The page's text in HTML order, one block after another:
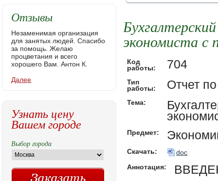
экономиста
Код
работы:
704
Тип
работы:
Отчет
Тема:
Предмет:
Скачать:
doc
Аннотация:
Отзывы
Незаменимая организация
для занятых людей. Спасибо
за помощь. Желаю
процветания и всего
хорошего Вам. Антон К.
Далее
Узнать цену
Вашем городе
Выбор города